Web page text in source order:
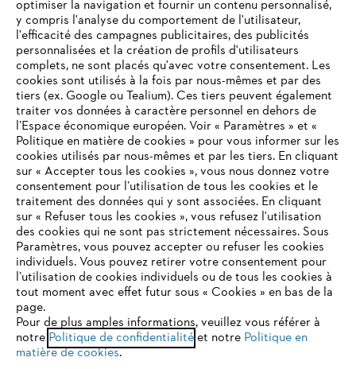
L'Entreprise
STIHL FAQ
Contact
Politique de protection des données
Mentions légales Utilisation des cookies
VOTRE NAVIGATEUR INTERNET
N'EST PLUS PRIS EN CHARGE
Vous utilisez un navigateur Internet que nous ne prenons plus
en charge, et certaines fonctionnalités de notre site ne
peuvent fonctionner correctement. Pour une utilisation
optimale de notre site, nous vous recommandons de passer à
l'un des navigateurs suivants :
optimiser la navigation et fournir un contenu personnalisé,
y compris l'analyse du comportement de l'utilisateur,
l'efficacité des campagnes publicitaires, des publicités
personnalisées et la création de profils d'utilisateurs
complets, ne sont placés qu'avec votre consentement. Les
cookies sont utilisés à la fois par nous-mêmes et par des
tiers (ex. Google ou Tealium). Ces tiers peuvent également
traiter vos données à caractère personnel en dehors de
l’Espace économique européen. Voir « Paramètres » et «
Politique en matière de cookies » pour vous informer sur les
cookies utilisés par nous-mêmes et par les tiers. En cliquant
sur « Accepter tous les cookies », vous nous donnez votre
consentement pour l’utilisation de tous les cookies et le
traitement des données qui y sont associées. En cliquant
sur « Refuser tous les cookies », vous refusez l'utilisation
des cookies qui ne sont pas strictement nécessaires. Sous
Paramètres, vous pouvez accepter ou refuser les cookies
individuels. Vous pouvez retirer votre consentement pour
l’utilisation de cookies individuels ou de tous les cookies à
tout moment avec effet futur sous « Cookies » en bas de la
page.
Pour de plus amples informations, veuillez vous référer à
notre Politique de confidentialitéet notre Politique en
matière de cookies.